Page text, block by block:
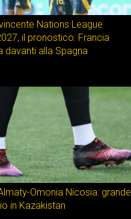
Nations League
il pronostico: Francia
davanti alla Spagna
Omonia Nicosia: grande
in Kazakistan